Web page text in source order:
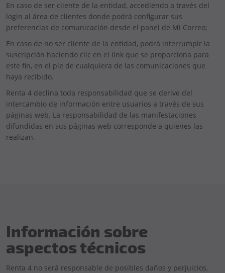
En caso de ser cliente de la entidad, accediendo a través del
login al área de clientes donde podrá configurar sus
preferencias de comunicación desde el panel de Mi Correo;
En caso de no ser cliente de la entidad, podrá interrumpir la
suscripción haciendo clic en el link que se proporciona para
este fin, en el pie de cualquiera de las comunicaciones que
haya recibido.
Renta 4 declina toda responsabilidad que se derive del
intercambio de información entre usuarios a través de sus
páginas web. La responsabilidad de las manifestaciones
difundidas en sus páginas web corresponde a quienes las
realizan.
Información sobre
aspectos técnicos
Renta 4 no será responsable de posibles daños y perjuicios,